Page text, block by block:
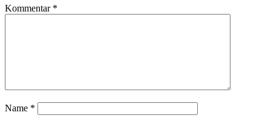
Kommentar *
Name *